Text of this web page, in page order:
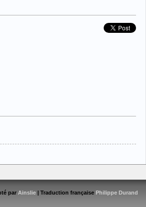
par Ainslie | Traduction française Philippe Durand